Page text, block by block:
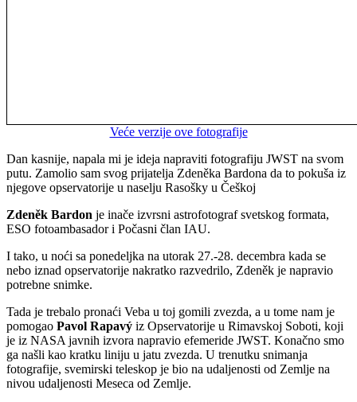
Veće verzije ove fotografije
Dan kasnije, napala mi je ideja napraviti fotografiju JWST na svom
putu. Zamolio sam svog prijatelja Zdeněka Bardona da to pokuša iz
njegove opservatorije u naselju Rasošky u Češkoj
Zdeněk Bardon je inače izvrsni astrofotograf svetskog formata,
ESO fotoambasador i Počasni član IAU.
I tako, u noći sa ponedeljka na utorak 27.-28. decembra kada se
nebo iznad opservatorije nakratko razvedrilo, Zdeněk je napravio
potrebne snimke.
Tada je trebalo pronaći Veba u toj gomili zvezda, a u tome nam je
pomogao Pavol Rapavý iz Opservatorije u Rimavskoj Soboti, koji
je iz NASA javnih izvora napravio efemeride JWST. Konačno smo
ga našli kao kratku liniju u jatu zvezda. U trenutku snimanja
fotografije, svemirski teleskop je bio na udaljenosti od Zemlje na
nivou udaljenosti Meseca od Zemlje.